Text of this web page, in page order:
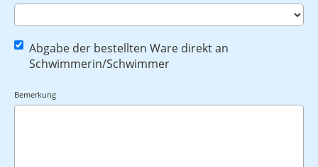
Abgabe der bestellten Ware direkt an
Schwimmerin/Schwimmer
Bemerkung